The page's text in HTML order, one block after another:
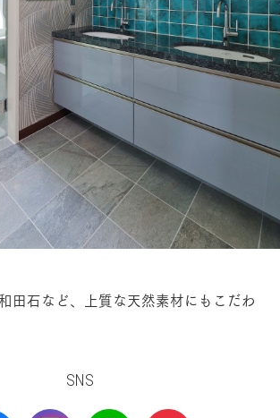
田石など、上質な天然素材にもこだわ
SNS